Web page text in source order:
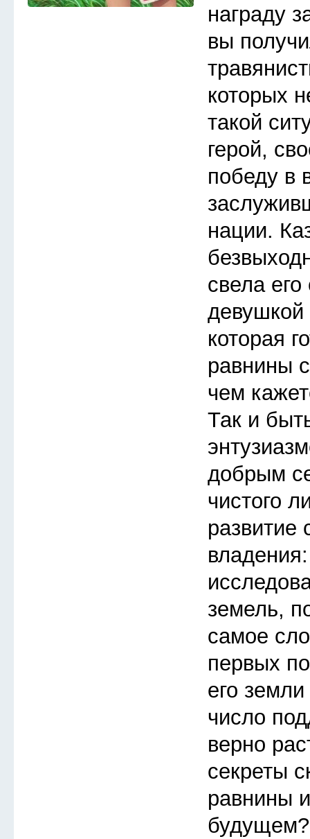
награду
вы
которых
такой
герой,
победу в
нации.
свела его
которая
равнины
чем
Так и
добрым
чистого
развитие
земель,
самое
первых
его
число
верно
секреты
равнины
будущем?